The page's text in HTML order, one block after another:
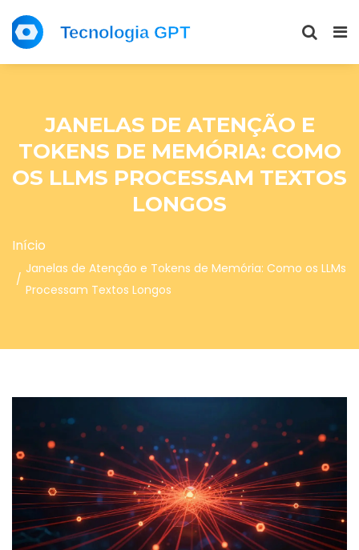
JANELAS DE ATENÇÃO E
TOKENS DE MEMÓRIA: COMO
OS LLMS PROCESSAM TEXTOS
LONGOS
Início
Janelas de Atenção e Tokens de Memória: Como os LLMs
Processam Textos Longos